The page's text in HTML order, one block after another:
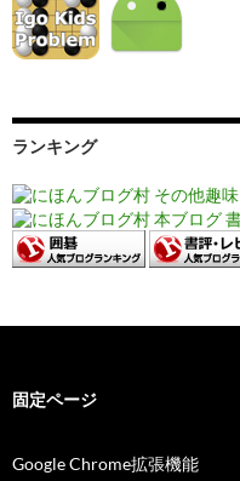
ランキング
固定ページ
Google Chrome拡張機能